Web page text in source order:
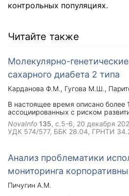
контрольных популяциях.
Читайте также
Молекулярно-
сахарного диабета 2 типа
Карданова Ф.М. Гугова М.Ш.
В настоящее время описано более
ассоциированных с риском
типа (СД2). В работе приведен
развитием СД2, однако для многих
молекулярные механизмы участия
NovaInfo 135, с.5-6, 20 декабря
УДК 574/577, ББК 28.04, ГРНТИ
Анализ проблематики
мониторинга
Пичугин А.М.